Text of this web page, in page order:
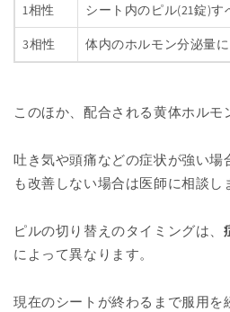
1相性 シート内のピル(21錠)
3相性 体内のホルモン分泌量
このほか、配合される黄体ホルモ
吐き気や頭痛などの症状が強い場
も改善しない場合は医師に相談し
ピルの切り替えのタイミングは、
によって異なります。
現在のシートが終わるまで服用を